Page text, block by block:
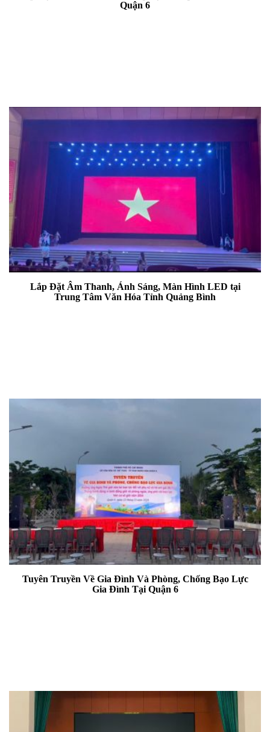
Quận 6
Lắp Đặt Âm Thanh, Ánh Sáng, Màn Hình LED tại
Trung Tâm Văn Hóa Tỉnh Quảng Bình
Tuyên Truyền Về Gia Đình Và Phòng, Chống Bạo Lực
Gia Đình Tại Quận 6